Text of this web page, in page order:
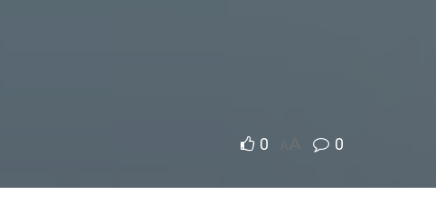
0 A A 0